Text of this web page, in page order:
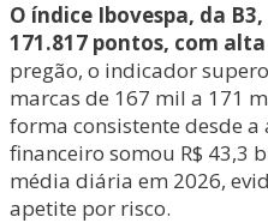
O índice Ibovespa, da
171.817 pontos, com alta
pregão, o indicador
marcas de 167 mil a 171
forma consistente desde
financeiro somou R$ 43,3
média diária em 2026,
apetite por risco.